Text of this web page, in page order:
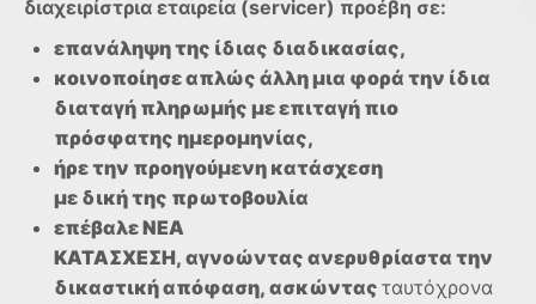
διαχειρίστρια εταιρεία (servicer) προέβη σε:
επανάληψη της ίδιας διαδικασίας,
κοινοποίησε απλώς άλλη μια φορά την ίδια
διαταγή πληρωμής με επιταγή πιο
πρόσφατης ημερομηνίας,
ήρετην προηγούμενη κατάσχεση
με δικήτης πρωτοβουλία
επέβαλεΝΕΑ
ΚΑΤΑΣΧΕΣΗ, αγνοώντας ανερυθρίαστα την
δικαστική απόφαση, ασκώντας ταυτόχρονα